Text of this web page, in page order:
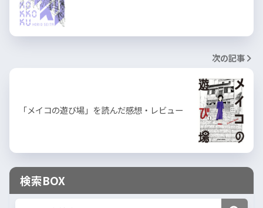
次の記事
「メイコの遊び場」を読んだ感想・レビュー
検索BOX